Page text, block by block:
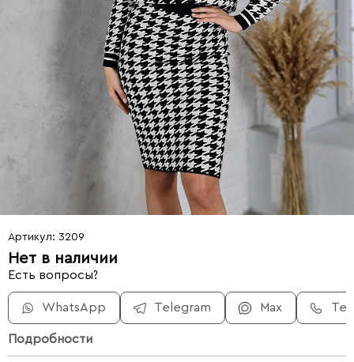
Артикул: 3209
Нет в наличии
Есть вопросы?
WhatsApp Telegram Max
Подробности